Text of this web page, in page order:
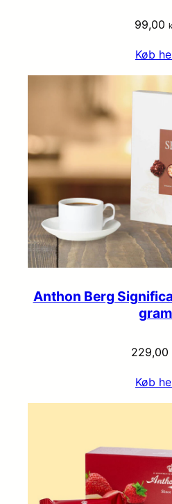
99,00
Køb
Anthon Berg
gram
229,00
Køb